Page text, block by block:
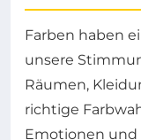
Farben haben
unsere
Räumen,
richtige
Emotionen und